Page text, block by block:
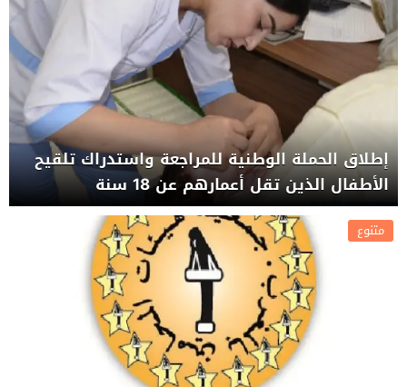
إطلاق الحملة الوطنية للمراجعة واستدراك تلقيح
الأطفال الذين تقل أعمارهم عن 18 سنة
متنوع